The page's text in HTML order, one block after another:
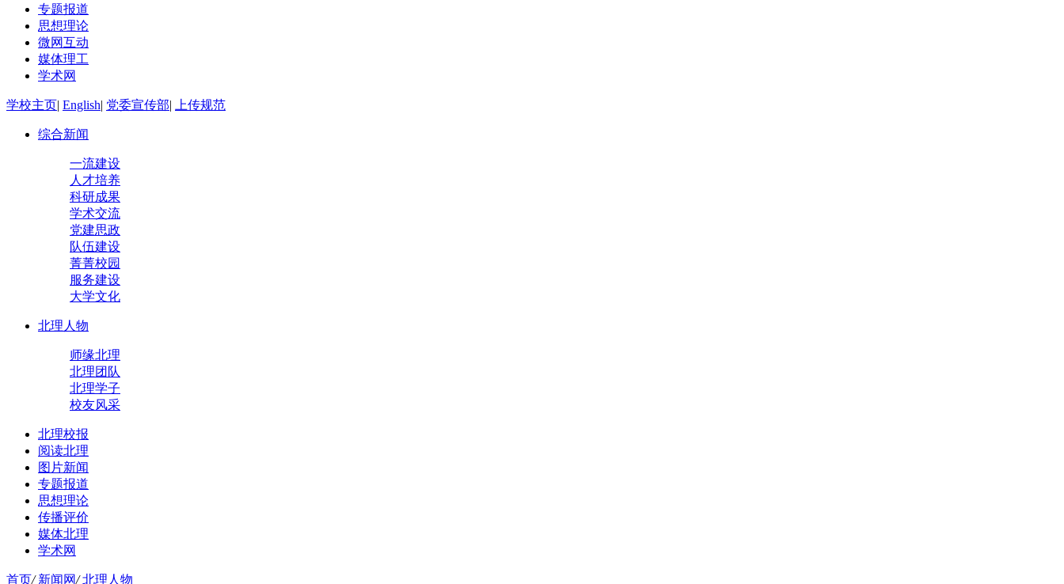
专题报道
思想理论
微网互动
媒体理工
学术网
学校主页| English| 党委宣传部| 上传规范
综合新闻
一流建设
人才培养
科研成果
学术交流
党建思政
队伍建设
菁菁校园
服务建设
大学文化
北理人物
师缘北理
北理团队
北理学子
校友风采
北理校报
阅读北理
图片新闻
专题报道
思想理论
传播评价
媒体北理
学术网
首页/ 新闻网/ 北理人物